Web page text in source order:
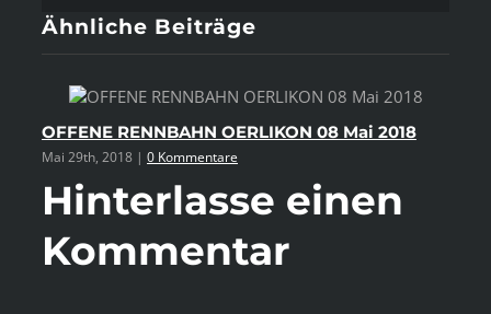
Ähnliche Beiträge
OFFENE RENNBAHN OERLIKON 08 Mai 2018
Mai 29th, 2018 | 0 Kommentare
Hinterlasse einen
Kommentar